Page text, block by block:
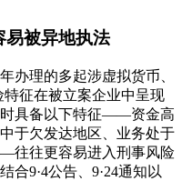
易被异地执法
办理的多起涉虚拟货币、
特征在被立案企业中呈现
时具备以下特征——资金高
于欠发达地区、业务处于
往往更容易进入刑事风险
合9·4公告、9·24通知以